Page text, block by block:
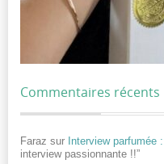
Commentaires récents
Faraz sur Interview parfumée
interview passionnante !!”